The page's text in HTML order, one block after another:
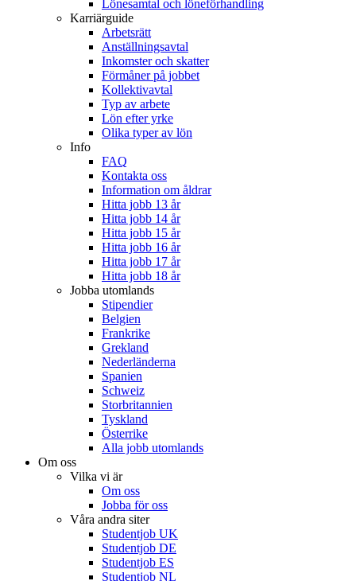
Lönesamtal och löneförhandling
Karriärguide
Arbetsrätt
Anställningsavtal
Inkomster och skatter
Förmåner på jobbet
Kollektivavtal
Typ av arbete
Lön efter yrke
Olika typer av lön
Info
FAQ
Kontakta oss
Information om åldrar
Hitta jobb 13 år
Hitta jobb 14 år
Hitta jobb 15 år
Hitta jobb 16 år
Hitta jobb 17 år
Hitta jobb 18 år
Jobba utomlands
Stipendier
Belgien
Frankrike
Grekland
Nederländerna
Spanien
Schweiz
Storbritannien
Tyskland
Österrike
Alla jobb utomlands
Om oss
Vilka vi är
Om oss
Jobba för oss
Våra andra siter
Studentjob UK
Studentjob DE
Studentjob ES
Studentjob NL